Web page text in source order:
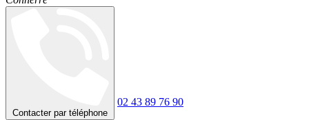
Contacter par téléphone
02 43 89 76 90